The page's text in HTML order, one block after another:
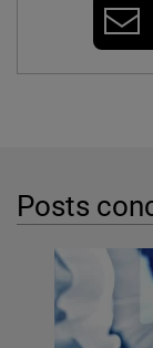
Posts